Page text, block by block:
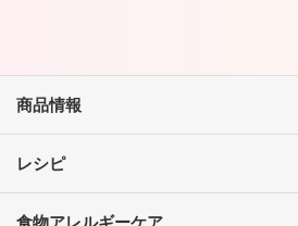
商品情報
レシピ
食物アレルギーケア